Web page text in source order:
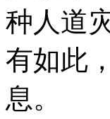
种人道
有如此
息。